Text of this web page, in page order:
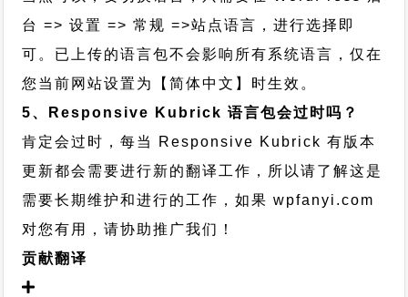
台 => 设置 => 常规 =>站点语言，进行选择即
可。已上传的语言包不会影响所有系统语言，仅在
您当前网站设置为【简体中文】时生效。
5、Responsive Kubrick 语言包会过时吗？
肯定会过时，每当 Responsive Kubrick 有版本
更新都会需要进行新的翻译工作，所以请了解这是
需要长期维护和进行的工作，如果 wpfanyi.com
对您有用，请协助推广我们！
贡献翻译